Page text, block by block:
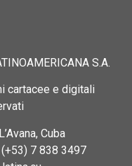
S.A.
cartacee e digitali
Cuba
7 838 3497